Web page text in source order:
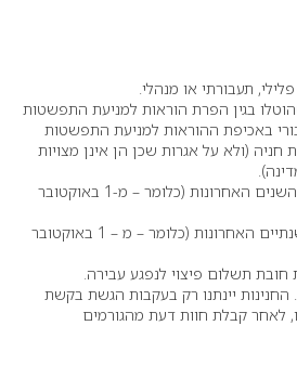
תעבורתי או מנהלי.
בגין הפרת הוראות למניעת התפשטות
באכיפת ההוראות למניעת התפשטות
חניה (ולא על אגרות שכן הן אינן מצויות
הפונה לא הורשע בחמש (5) השנים האחרונות (כלומר – מ-1 באוקטובר
הפונה פנה להסדרת חובו בשנתיים האחרונות (כלומר – מ – 1 באוקטובר
חובת תשלום פיצוי לנפגע עבירה.
החנינות יינתנו רק בעקבות הגשת בקשת
לאחר קבלת חוות דעת מהגורמים